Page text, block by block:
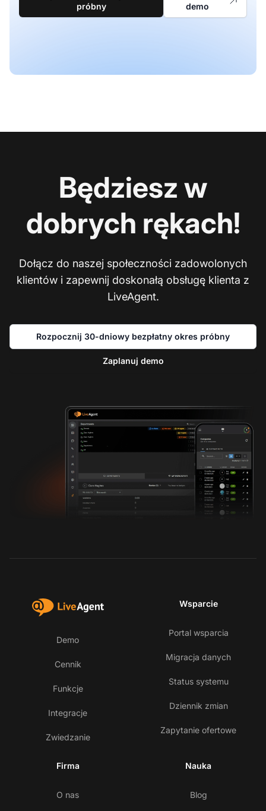
próbny
demo
Będziesz w
dobrych rękach!
Dołącz do naszej społeczności zadowolonych
klientów i zapewnij doskonałą obsługę klienta z
LiveAgent.
Rozpocznij 30-dniowy bezpłatny okres próbny
Zaplanuj demo
Demo
Cennik
Funkcje
Integracje
Zwiedzanie
Wsparcie
Portal wsparcia
Migracja danych
Status systemu
Dziennik zmian
Zapytanie ofertowe
Firma
O nas
Nauka
Blog